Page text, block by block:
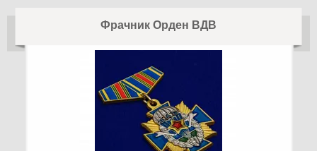
Фрачник Орден ВДВ